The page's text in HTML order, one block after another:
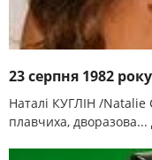
23 серпня 1982
Наталі КУГЛІН /Natalie
плавчиха, дворазова...